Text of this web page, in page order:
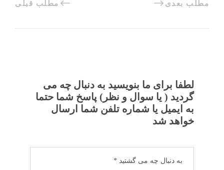
مطلب قبلی مطلب بعدی
لطفا برای ما بنویسید به دنبال چه می
گردید ( یا سوال و نظر) پاسخ شما حتما
به ایمیل یا شماره تلفن شما ارسال
خواهد شد